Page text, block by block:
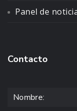
Panel de
Contacto